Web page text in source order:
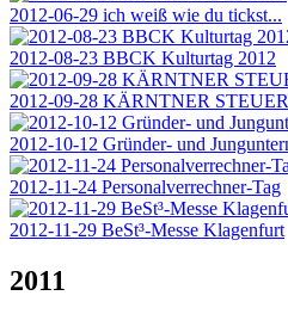
2012-06-29 ich weiß wie du tickst...
2012-08-23 BBCK Kulturtag 2012
2012-09-28 KÄRNTNER
2012-10-12 Gründer- und
2012-11-24 Personalverrechner-Tag
2012-11-29 BeSt³-Messe Klagenfurt
2011